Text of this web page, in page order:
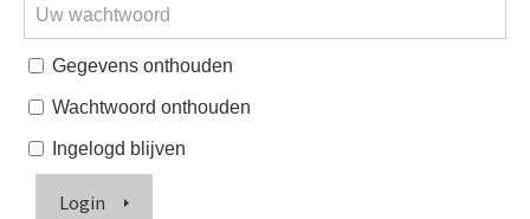
Gegevens onthouden
Wachtwoord onthouden
Ingelogd blijven
Login